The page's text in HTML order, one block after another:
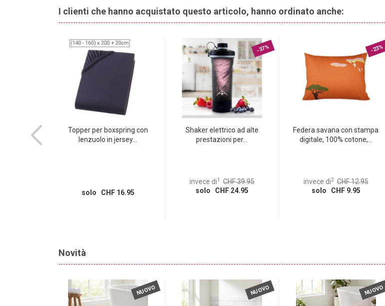
I clienti che hanno acquistato questo articolo, hanno ordinato anche:
fili con
Topper per boxspring con
lenzuolo in jersey...
solo CHF 16.95
-37%
Shaker elettrico ad alte
prestazioni per...
invece di1 CHF 39.95
solo CHF 24.95
-23%
Federa savana con stampa
digitale, 100% cotone,...
invece di2 CHF 12.95
solo CHF 9.95
Novità
NUOVO NUOVO NUOVO